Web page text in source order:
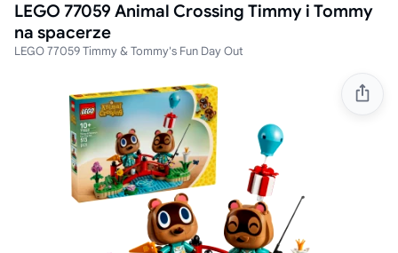
LEGO 77059 Animal Crossing Timmy i Tommy
na spacerze
LEGO 77059 Timmy & Tommy's Fun Day Out